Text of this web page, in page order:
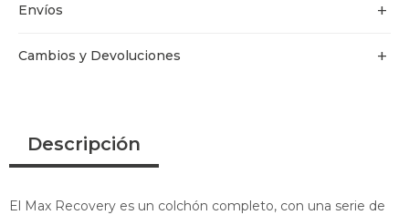
Envíos
Cambios y Devoluciones
Descripción
El Max Recovery es un colchón completo, con una serie de